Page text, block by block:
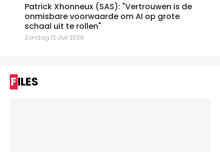
Patrick Xhonneux (SAS): "Vertrouwen is de
onmisbare voorwaarde om AI op grote
schaal uit te rollen"
Zondag 12 Juli 2026
FILES